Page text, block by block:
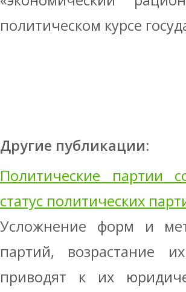
политическом курсе
Другие публикации:
Политические партии
статус политических
Усложнение форм и
партий, возрастание
приводят к их